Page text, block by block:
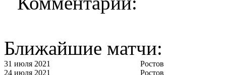
Ближайшие матчи:
31 июля 2021
Ростов
24 июля 2021
Ростов